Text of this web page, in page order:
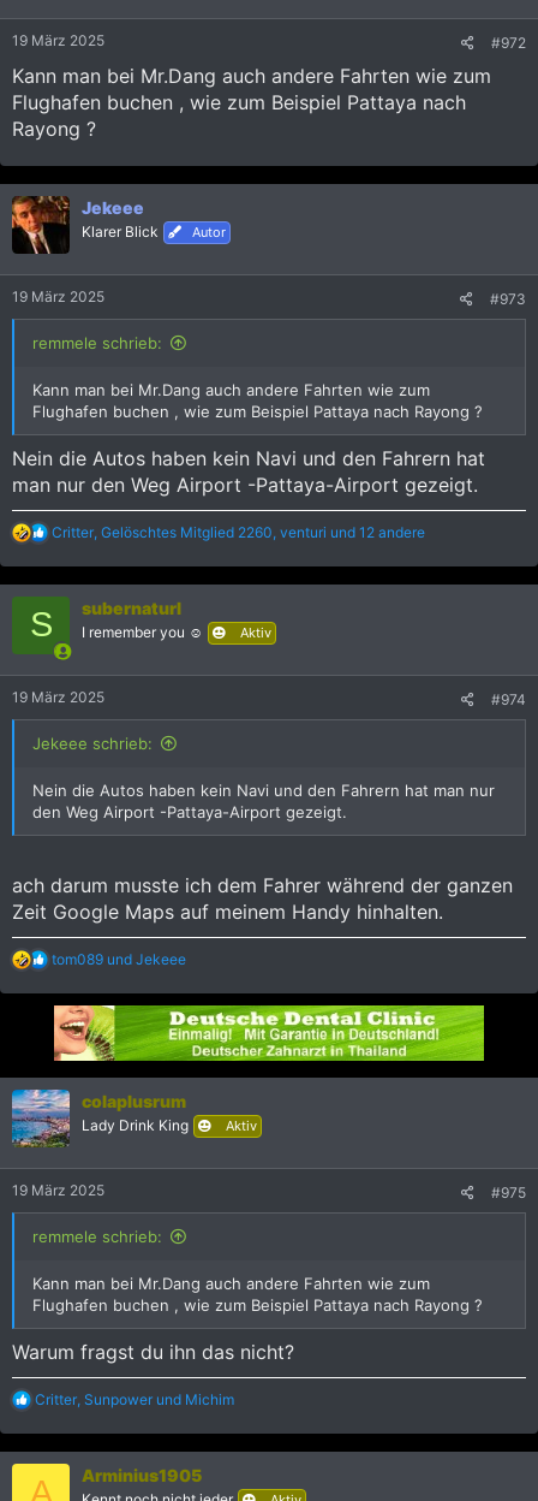
n
19 März 2025 #972
Kann man bei Mr.Dang auch andere Fahrten wie zum
Flughafen buchen , wie zum Beispiel Pattaya nach
Rayong ?
Jekeee
Klarer Blick Autor
19 März 2025 #973
remmele schrieb:
Kann man bei Mr.Dang auch andere Fahrten wie zum
Flughafen buchen , wie zum Beispiel Pattaya nach Rayong ?
Nein die Autos haben kein Navi und den Fahrern hat
man nur den Weg Airport -Pattaya-Airport gezeigt.
R
a
k
i
o
n
n
:
Critter Gelöschtes Mitglied 2260 venturi und 12 andere
S subernaturl
I remember you ☺️ Aktiv
19 März 2025 #974
Jekeee schrieb:
Nein die Autos haben kein Navi und den Fahrern hat man nur
den Weg Airport -Pattaya-Airport gezeigt.
ach darum musste ich dem Fahrer während der ganzen
Zeit Google Maps auf meinem Handy hinhalten.
R
a
k
t
n
e
n
:
tom089 und Jekeee
colaplusrum
Lady Drink King Aktiv
19 März 2025 #975
remmele schrieb:
Kann man bei Mr.Dang auch andere Fahrten wie zum
Flughafen buchen , wie zum Beispiel Pattaya nach Rayong ?
Warum fragst du ihn das nicht?
R
a
k
i
Critter, Sunpower und Michim
A Arminius1905